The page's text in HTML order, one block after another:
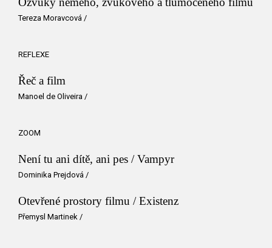
Tereza Moravcová /
REFLEXE
Řeč a film
Manoel de Oliveira /
ZOOM
Není tu ani dítě, ani pes / Vampyr
Dominika Prejdová /
Otevřené prostory filmu / Existenz
Přemysl Martinek /